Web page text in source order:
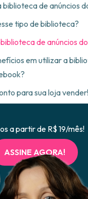
biblioteca de anúncios
tipo de biblioteca?
de anúncios
em utilizar a
para sua loja vender!
a partir de R$ 19/mês!
ASSINE AGORA!